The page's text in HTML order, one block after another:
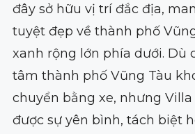
đây sở hữu vị trí đắc địa,
tuyệt đẹp về thành phố
xanh rộng lớn phía dưới. Dù
tâm thành phố Vũng Tàu
chuyển bằng xe, nhưng
được sự yên bình, tách biệt